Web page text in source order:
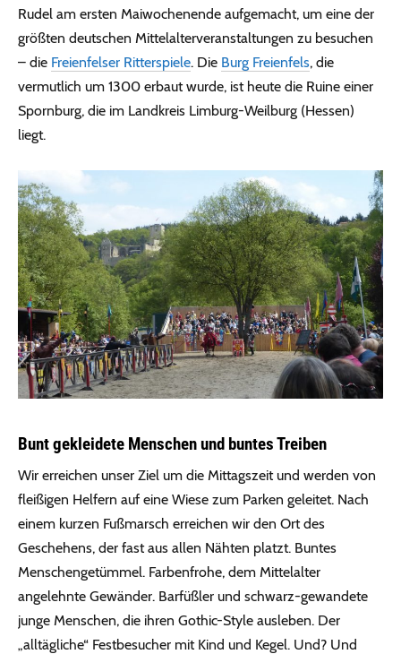
Rudel am ersten Maiwochenende aufgemacht, um eine der
größten deutschen Mittelalterveranstaltungen zu besuchen
– die Freienfelser Ritterspiele. Die Burg Freienfels, die
vermutlich um 1300 erbaut wurde, ist heute die Ruine einer
Spornburg, die im Landkreis Limburg-Weilburg (Hessen)
liegt.
Bunt gekleidete Menschen und buntes Treiben
Wir erreichen unser Ziel um die Mittagszeit und werden von
fleißigen Helfern auf eine Wiese zum Parken geleitet. Nach
einem kurzen Fußmarsch erreichen wir den Ort des
Geschehens, der fast aus allen Nähten platzt. Buntes
Menschengetümmel. Farbenfrohe, dem Mittelalter
angelehnte Gewänder. Barfüßler und schwarz-gewandete
junge Menschen, die ihren Gothic-Style ausleben. Der
„alltägliche“ Festbesucher mit Kind und Kegel. Und? Und